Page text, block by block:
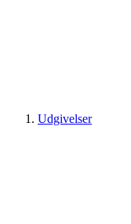
Udgivelser